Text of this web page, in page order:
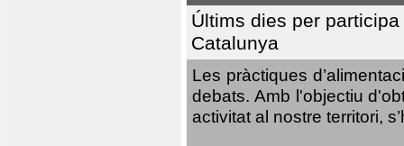
Últims dies per
Catalunya
Les pràctiques
debats. Amb l'objectiu
activitat al nostre territori,